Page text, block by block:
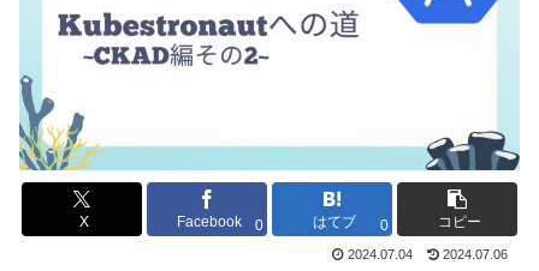
X Facebook 0 はてブ 0 コピー
2024.07.04 2024.07.06